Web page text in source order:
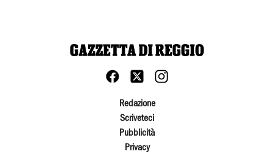
Redazione
Scriveteci
Pubblicità
Privacy